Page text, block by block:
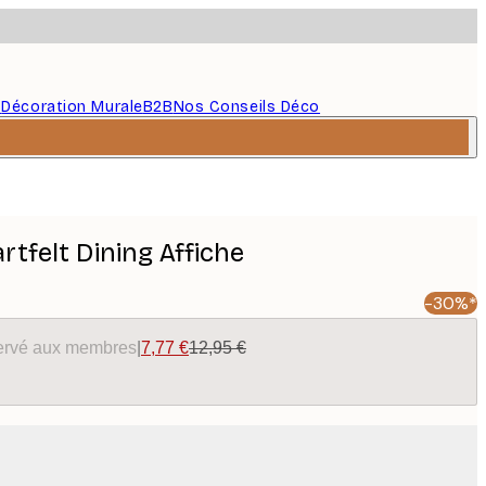
Décoration MuraleB2BNos Conseils Déco
Dining Affiche
-30%*
aux membres 7,77 €12,95 €